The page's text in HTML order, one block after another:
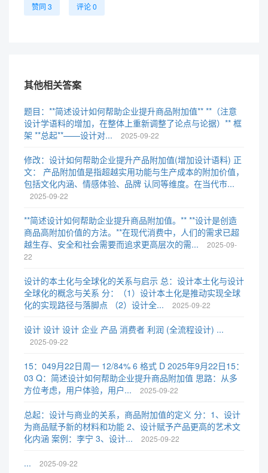
赞同 3 评论 0
其他相关答案
题目：**简述设计如何帮助企业提升商品附加值** **（注意
设计学语料的增加，在整体上重新调整了论点与论据）** 框
架 **总起**——设计对...
2025-09-22
修改：设计如何帮助企业提升产品附加值(增加设计语料) 正
文： 产品附加值是指超越实用功能与生产成本的附加价值，
包括文化内涵、情感体验、品牌 认同等维度。在当代市...
2025-09-22
**简述设计如何帮助企业提升商品附加值。** **设计是创造
商品高附加价值的方法。**在现代消费中，人们的需求已超
越生存、安全和社会需要而追求更高层次的需...
2025-09-
22
设计的本土化与全球化的关系与启示 总：设计本土化与设计
全球化的概念与关系 分：（1）设计本土化是推动实现全球
化的实现路径与落脚点 （2）设计全...
2025-09-22
设计 设计 设计 企业 产品 消费者 利润 (全流程设计) ...
2025-09-22
15：049月22日周一 12/84% 6 格式 D 2025年9月22日15：
03 Q：简述设计如何帮助企业提升商品附加值 思路：从多
方位考虑，用户体验，用户...
2025-09-22
总起：设计与商业的关系，商品附加值的定义 分：1、设计
为商品赋予新的材料和功能 2、设计赋予产品更高的艺术文
化内涵 案例：李宁 3、设计...
2025-09-22
... 2025-09-22